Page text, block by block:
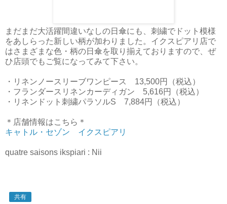
まだまだ大活躍間違いなしの日傘にも、刺繍でドット模様
をあしらった新しい柄が加わりました。イクスピアリ店で
はさまざまな色・柄の日傘を取り揃えておりますので、ぜ
ひ店頭でもご覧になってみて下さい。
・リネンノースリーブワンピース 13,500円（税込）
・フランダースリネンカーディガン 5,616円（税込）
・リネンドット刺繍パラソルS 7,884円（税込）
＊店舗情報はこちら＊
キャトル・セゾン イクスピアリ
quatre saisons ikspiari : Nii
共有